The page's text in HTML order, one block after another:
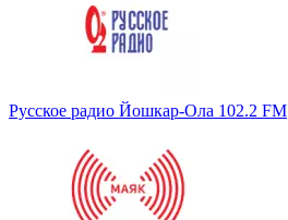
Русское радио Йошкар-Ола 102.2 FM